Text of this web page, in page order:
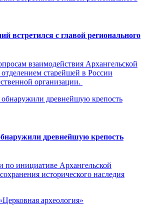
встретился с главой регионального
взаимодействия Архангельской
старейшей в России
организации.
древнейшую крепость
по инициативе Архангельской
исторического наследия
археология»